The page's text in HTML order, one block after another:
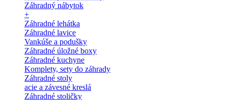
Záhradný nábytok
+
Záhradné lehátka
Záhradné lavice
Vankúše a podušky
Záhradné úložné boxy
Záhradné kuchyne
Komplety, sety do záhrady
Záhradné stoly
acie a závesné kreslá
Záhradné stoličky